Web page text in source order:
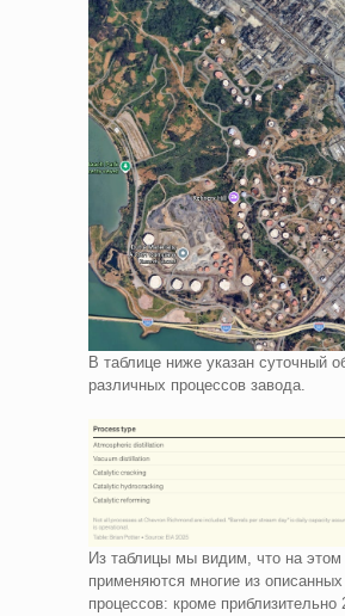
В таблице ниже указан суточный
различных процессов завода.
Из таблицы мы видим, что на этом
применяются многие из
процессов: кроме приблизительно